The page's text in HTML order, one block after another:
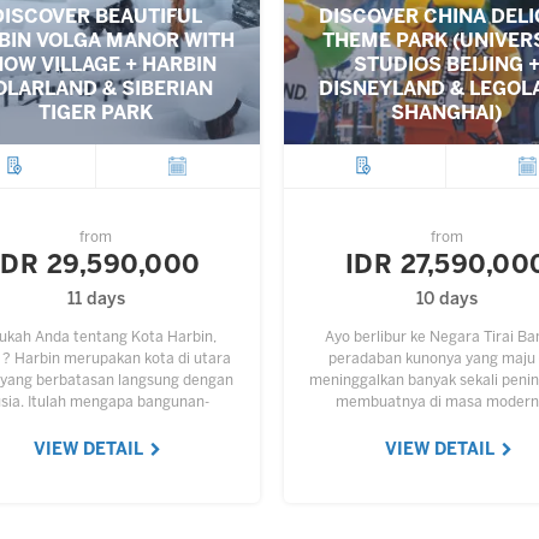
BEAUTIFUL
VOLGA MANOR WITH
VILLAGE + HARBIN
& SIBERIAN
TIGER PARK
from
29,590,000
11 days
Anda tentang Kota Harbin,
? Harbin merupakan kota di utara
berbatasan langsung dengan
Itulah mengapa bangunan-
Merah, bahkan tulisannya…
VIEW DETAIL
DISCOVER CHINA
THEME PARK
STUDIOS BEIJING +
DISNEYLAND &
SHANGHAI)
from
IDR
10 days
Ayo berlibur ke Negara Tirai
peradaban kunonya yang maju
meninggalkan banyak sekali
membuatnya di masa
unik dan menarik. Anda…
VIEW DETAIL